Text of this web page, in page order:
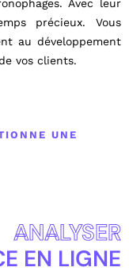
Avec leur
précieux. Vous
au développement
vos clients.
UNE
ANALYSER
EN LIGNE